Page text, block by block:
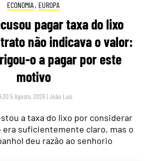
ECONOMIA , EUROPA
pagar taxa do lixo
não indicava o valor:
o a pagar por este
motivo
5 Agosto, 2026 |João Luís
a taxa do lixo por considerar
era suficientemente claro, mas o
deu razão ao senhorio